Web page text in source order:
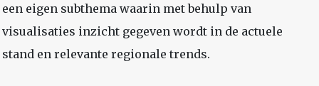
een eigen subthema waarin met behulp van
visualisaties inzicht gegeven wordt in de actuele
stand en relevante regionale trends.